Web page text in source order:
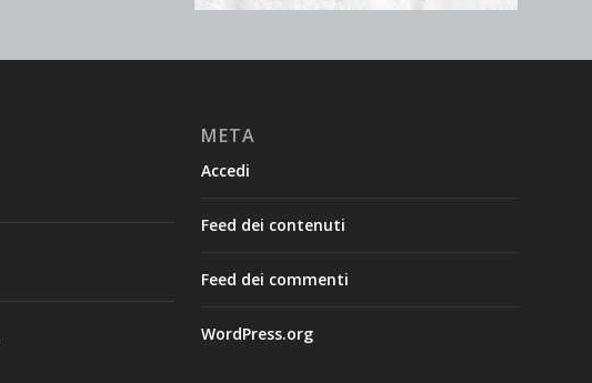
META
Accedi
Feed dei contenuti
Feed dei commenti
WordPress.org